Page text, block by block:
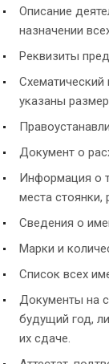
Описание
назначении
Реквизиты
Схематический
указаны
Документ о
Информация о
места стоянки,
Сведения о
Марки и
Список всех
Документы на
будущий год,
их сдаче.